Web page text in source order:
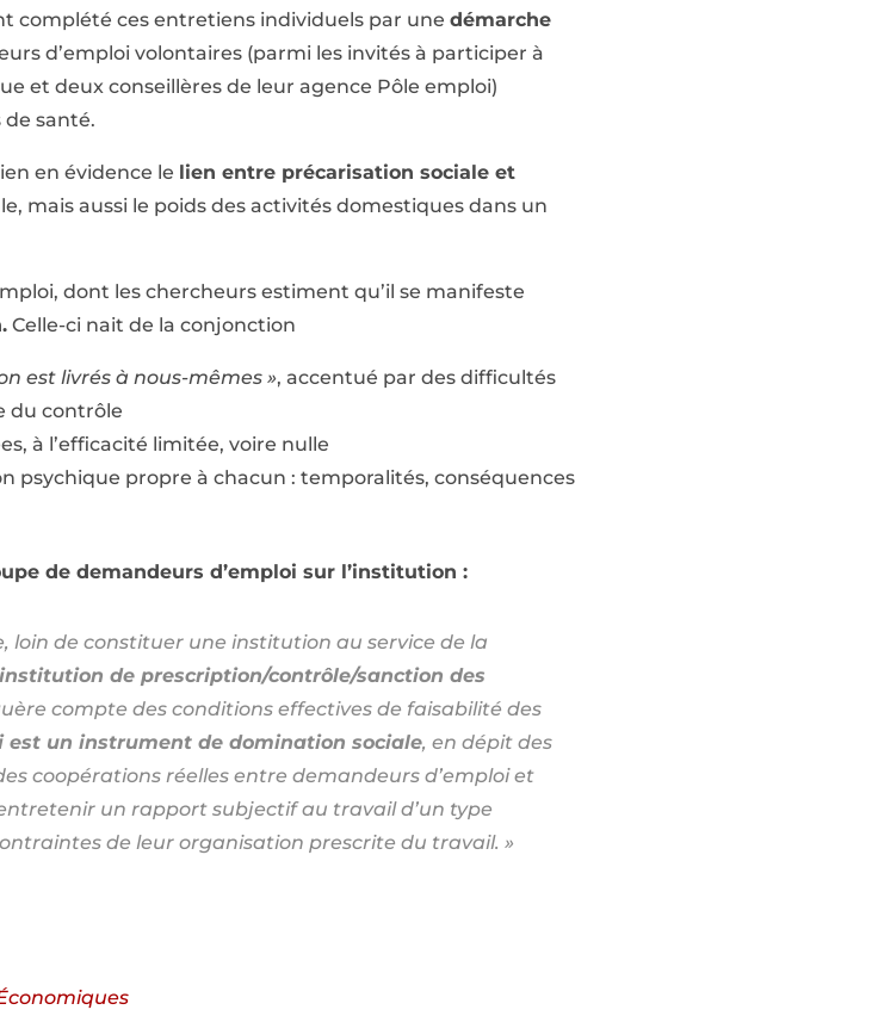
complété ces entretiens individuels par une démarche
d’emploi volontaires (parmi les invités à participer à
et deux conseillères de leur agence Pôle emploi)
santé.
en évidence le lien entre précarisation sociale et
mais aussi le poids des activités domestiques dans un
dont les chercheurs estiment qu’il se manifeste
Celle-ci nait de la conjonction
est livrés à nous-mêmes », accentué par des difficultés
du contrôle
à l’efficacité limitée, voire nulle
psychique propre à chacun : temporalités, conséquences
de demandeurs d’emploi sur l’institution :
loin de constituer une institution au service de la
de prescription/contrôle/sanction des
compte des conditions effectives de faisabilité des
est un instrument de domination sociale, en dépit des
coopérations réelles entre demandeurs d’emploi et
un rapport subjectif au travail d’un type
de leur organisation prescrite du travail. »